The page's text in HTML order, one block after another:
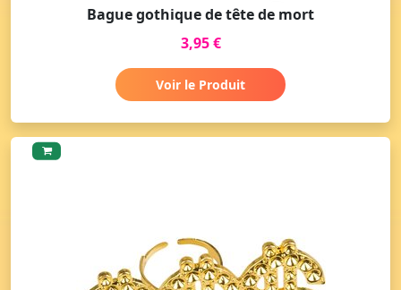
Bague gothique de tête de mort
3,95 €
Voir le Produit